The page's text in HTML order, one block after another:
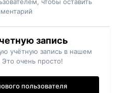
чтобы оставить
запись
учётную запись в нашем
очень просто!
пользователя